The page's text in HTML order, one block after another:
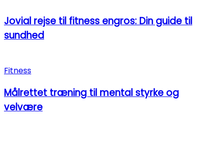
Jovial rejse til fitness engros: Din guide til
sundhed
Fitness
Målrettet træning til mental styrke og
velvære